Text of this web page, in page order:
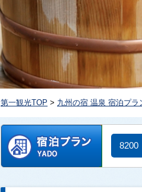
第一観光TOP > 九州の宿 温泉 宿泊プラ
8200